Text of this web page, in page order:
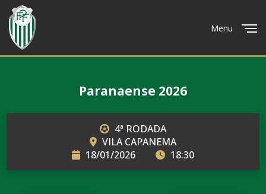
Menu
Paranaense 2026
4ª RODADA
VILA CAPANEMA
18/01/2026
18:30